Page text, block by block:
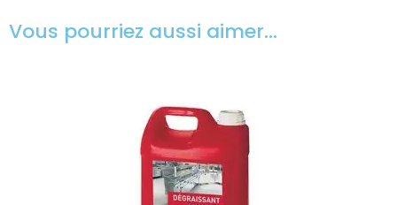
Vous pourriez aussi aimer…